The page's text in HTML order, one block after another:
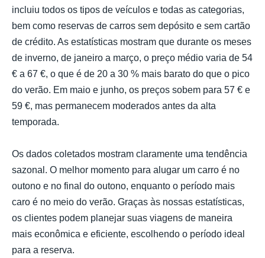
incluiu todos os tipos de veículos e todas as categorias,
bem como reservas de carros sem depósito e sem cartão
de crédito. As estatísticas mostram que durante os meses
de inverno, de janeiro a março, o preço médio varia de 54
€ a 67 €, o que é de 20 a 30 % mais barato do que o pico
do verão. Em maio e junho, os preços sobem para 57 € e
59 €, mas permanecem moderados antes da alta
temporada.
Os dados coletados mostram claramente uma tendência
sazonal. O melhor momento para alugar um carro é no
outono e no final do outono, enquanto o período mais
caro é no meio do verão. Graças às nossas estatísticas,
os clientes podem planejar suas viagens de maneira
mais econômica e eficiente, escolhendo o período ideal
para a reserva.